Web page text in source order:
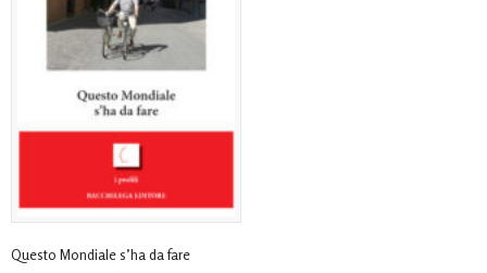
Questo Mondiale s’ha da fare